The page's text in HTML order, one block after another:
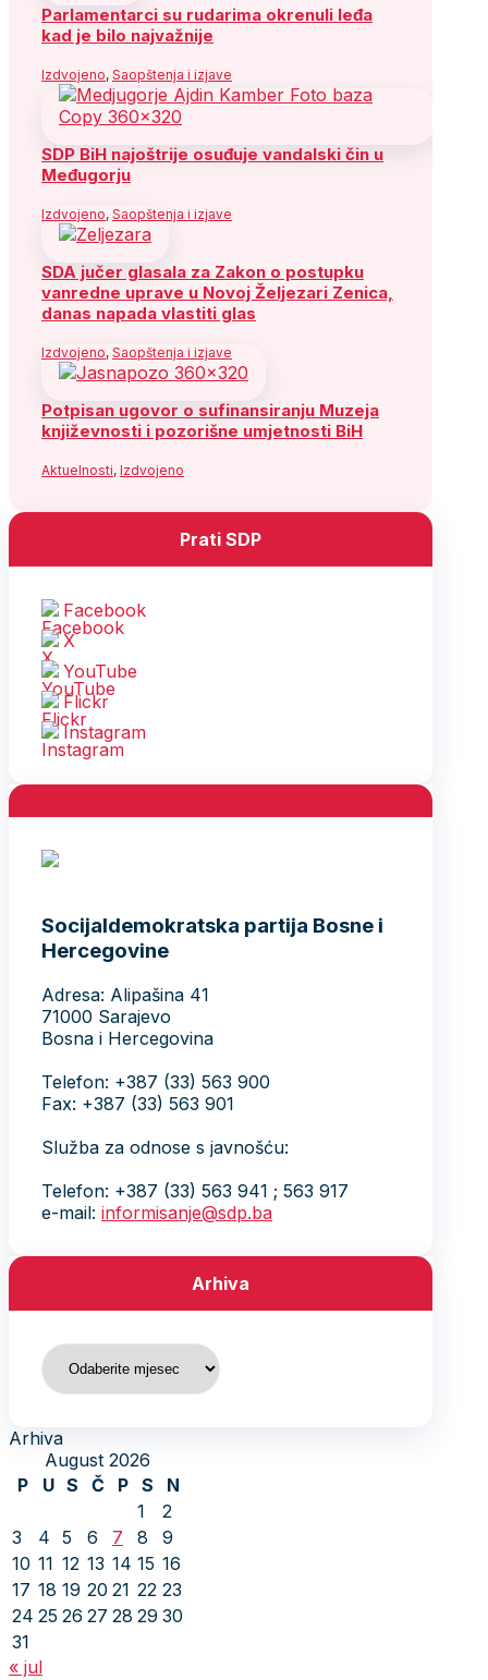
Parlamentarci su rudarima okrenuli leđa
kad je bilo najvažnije
Izdvojeno, Saopštenja i izjave
SDP BiH najoštrije osuđuje vandalski čin u
Međugorju
Izdvojeno, Saopštenja i izjave
SDA jučer glasala za Zakon o postupku
vanredne uprave u Novoj Željezari Zenica,
danas napada vlastiti glas
Izdvojeno, Saopštenja i izjave
Potpisan ugovor o sufinansiranju Muzeja
književnosti i pozorišne umjetnosti BiH
Aktuelnosti, Izdvojeno
Prati SDP
Facebook
X
YouTube
Flickr
Instagram
Socijaldemokratska partija Bosne i
Hercegovine
Adresa: Alipašina 41
71000 Sarajevo
Bosna i Hercegovina
Telefon: +387 (33) 563 900
Fax: +387 (33) 563 901
Služba za odnose s javnošću:
Telefon: +387 (33) 563 941 ; 563 917
e-mail: informisanje@sdp.ba
Arhiva
Arhiva
Arhiva
August 2026
P
U S Č P S
N
1
2
3
4 5 6 7 8
9
10 11 12 13 14 15 16
17 18 19 20 21 22 23
24 25 26 27 28 29 30
31
« jul